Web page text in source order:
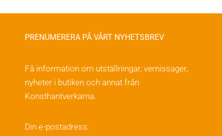
De
alternativen
kan
väljas
PRENUMERERA PÅ VÅRT NYHETSBREV
Få information om utställningar, vernissager,
nyheter i butiken och annat från
Konsthantverkarna.
Din e-postadress: